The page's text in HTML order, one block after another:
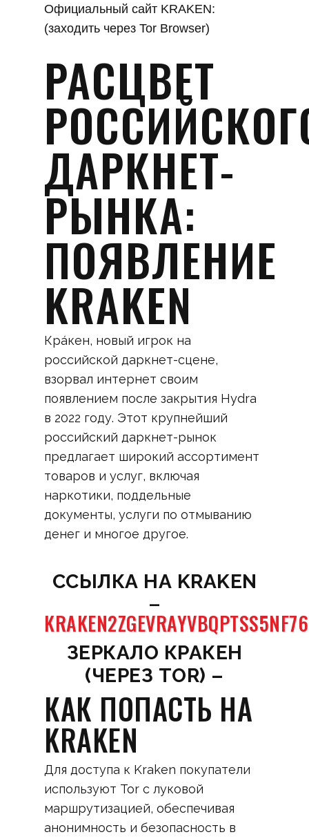
Официальный сайт KRAKEN:
(заходить через Tor Browser)
РАСЦВЕТ
ДАРКНЕТ-
РЫНКА:
ПОЯВЛЕНИЕ
KRAKEN
Кра́кен, новый игрок на
российской даркнет-сцене,
взорвал интернет своим
появлением после закрытия Hydra
в 2022 году. Этот крупнейший
российский даркнет-рынок
предлагает широкий ассортимент
товаров и услуг, включая
наркотики, поддельные
документы, услуги по отмыванию
денег и многое другое.
CСЫЛКА НА KRAKEN
–
ЗЕРКАЛО КРАКЕН
(ЧЕРЕЗ TOR) –
КАК ПОПАСТЬ НА
KRAKEN
Для доступа к Kraken покупатели
используют Tor с луковой
маршрутизацией, обеспечивая
анонимность и безопасность в